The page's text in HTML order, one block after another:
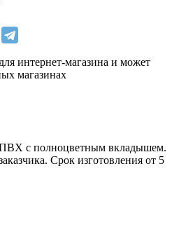
интернет-магазина и может
магазинах
с полноцветным вкладышем.
Срок изготовления от 5